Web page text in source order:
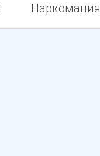
Наркомания